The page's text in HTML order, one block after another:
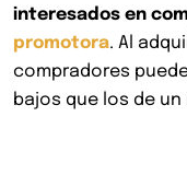
interesados en
promotora. Al
compradores
bajos que los de